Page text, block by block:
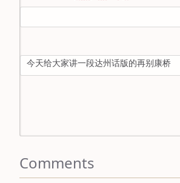
mandarin
今天给大家讲一段达州话版的再别康桥
Comments